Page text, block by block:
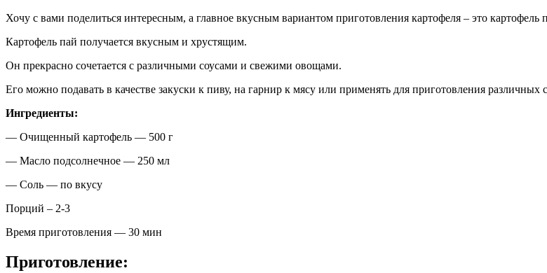
Хочу с вами поделиться интересным, а главное вкусным вариантом приготовления картофеля – это картофель
Картофель пай получается вкусным и хрустящим.
Он прекрасно сочетается с различными соусами и свежими овощами.
Его можно подавать в качестве закуски к пиву, на гарнир к мясу или применять для приготовления различных
Ингредиенты:
— Очищенный картофель — 500 г
— Масло подсолнечное — 250 мл
— Соль — по вкусу
Порций – 2-3
Время приготовления — 30 мин
Приготовление: